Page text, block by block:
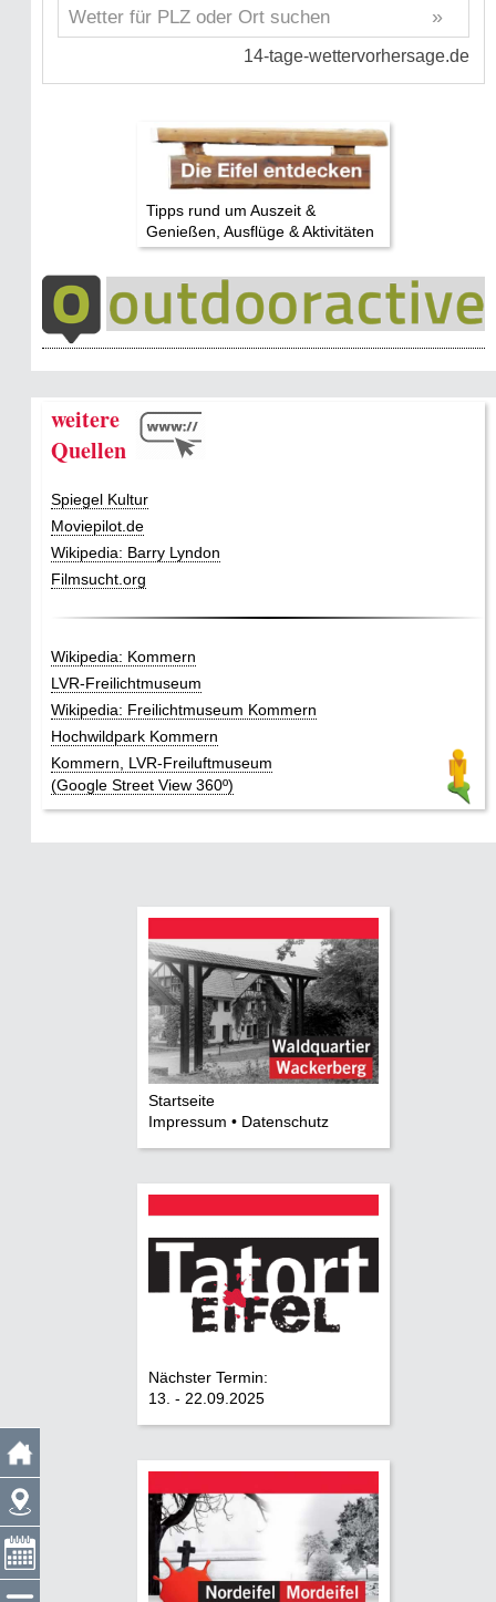
Tipps rund um Auszeit &
Genießen, Ausflüge & Aktivitäten
weitere
Quellen
Spiegel Kultur
Moviepilot.de
Wikipedia: Barry Lyndon
Filmsucht.org
Wikipedia: Kommern
LVR-Freilichtmuseum
Wikipedia: Freilichtmuseum Kommern
Hochwildpark Kommern
Kommern, LVR-Freiluftmuseum
(Google Street View 360º)
Startseite
Impressum • Datenschutz
Nächster Termin:
13. - 22.09.2025